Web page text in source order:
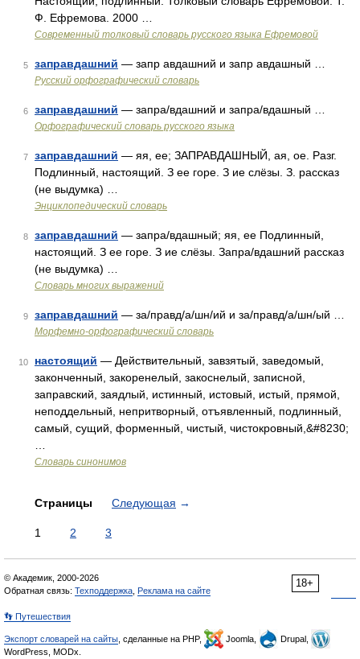
Ф. Ефремова. 2000 …
Современный толковый словарь русского языка Ефремовой
5 заправдашний — запр авдашний и запр авдашный …
Русский орфографический словарь
6 заправдашний — запра/вдашний и запра/вдашный …
Орфографический словарь русского языка
7 заправдашний — яя, ее; ЗАПРАВДАШНЫЙ, ая, ое. Разг.
Подлинный, настоящий. З ее горе. З ие слёзы. З. рассказ
(не выдумка) …
Энциклопедический словарь
8 заправдашний — запра/вдашный; яя, ее Подлинный,
настоящий. З ее горе. З ие слёзы. Запра/вдашний рассказ
(не выдумка) …
Словарь многих выражений
9 заправдашний — за/правд/а/шн/ий и за/правд/а/шн/ый …
Морфемно-орфографический словарь
10 настоящий — Действительный, завзятый, заведомый,
законченный, закоренелый, закоснелый, записной,
заправский, заядлый, истинный, истовый, истый, прямой,
неподдельный, непритворный, отъявленный, подлинный,
самый, сущий, форменный, чистый, чистокровный,&#8230;
Словарь синонимов
Страницы Следующая →
1 2 3
18+
© Академик, 2000-2026
Обратная связь: Техподдержка Реклама на сайте
👣 Путешествия
Экспорт словарей на сайты , сделанные на PHP, Joomla,
Drupal,
WordPress, MODx.